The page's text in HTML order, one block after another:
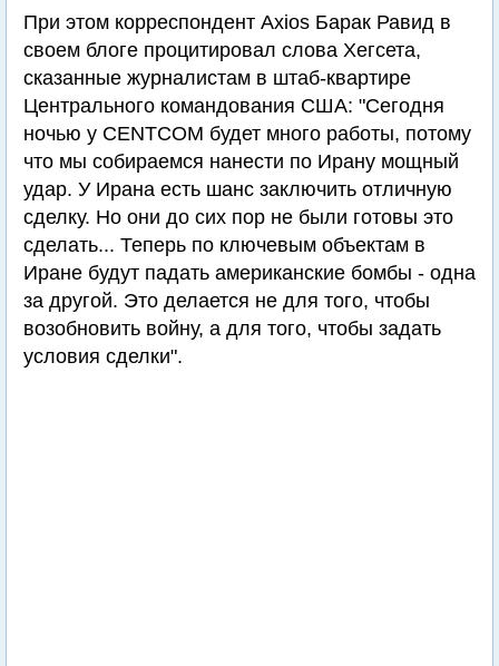
При этом корреспондент Axios Барак Равид в
своем блоге процитировал слова Хегсета,
сказанные журналистам в штаб-квартире
Центрального командования США: "Сегодня
ночью у CENTCOM будет много работы, потому
что мы собираемся нанести по Ирану мощный
удар. У Ирана есть шанс заключить отличную
сделку. Но они до сих пор не были готовы это
сделать... Теперь по ключевым объектам в
Иране будут падать американские бомбы - одна
за другой. Это делается не для того, чтобы
возобновить войну, а для того, чтобы задать
условия сделки".